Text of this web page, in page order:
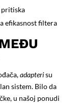
pritiska
efikasnost filtera
adapterisu
sistem. Bilo da
u našoj ponudi